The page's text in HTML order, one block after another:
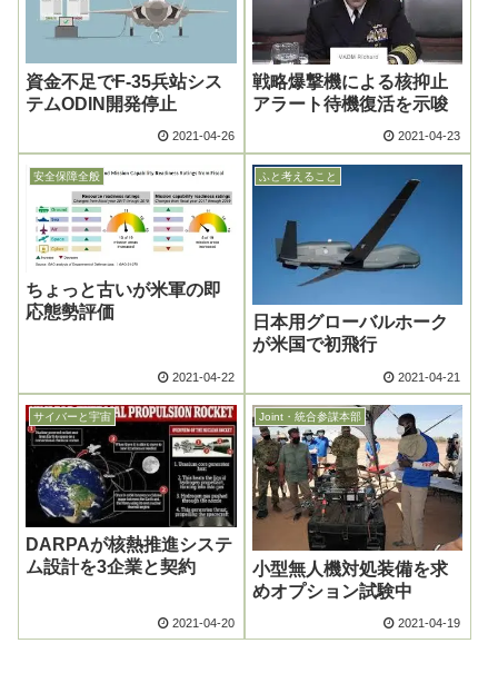
資金不足でF-35兵站シス
テムODIN開発停止
2021-04-26
戦略爆撃機による核抑止
アラート待機復活を示唆
2021-04-23
安全保障全般
ちょっと古いが米軍の即
応態勢評価
2021-04-22
ふと考えること
日本用グローバルホーク
が米国で初飛行
2021-04-21
サイバーと宇宙
DARPAが核熱推進システ
ム設計を3企業と契約
2021-04-20
Joint・統合参謀本部
小型無人機対処装備を求
めオプション試験中
2021-04-19